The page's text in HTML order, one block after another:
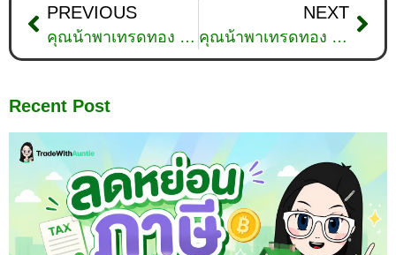
PREVIOUS
คุณน้าพาเทรดทอง : วิเคราะห์ทองคำวันที่ 27 กุมภาพันธ์ 2567
NEXT
คุณน้าพาเทรดทอง : วิเคราะห์ทองคำวันที่ 13 มีนาคม 2567
Recent Post